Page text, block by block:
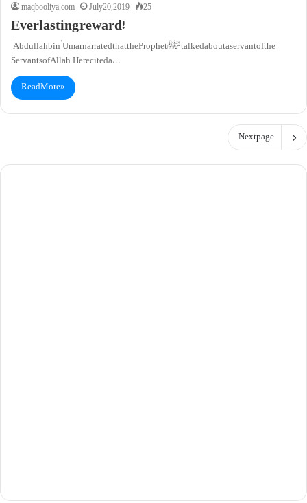
maqbooliya.com
July 20, 2019 25
Everlasting reward!
‘Abdullah bin ‘Umar narrated that the Prophet ﷺ talked about a servant of the
Servants of Allah. He recited a…
Read More »
Next page